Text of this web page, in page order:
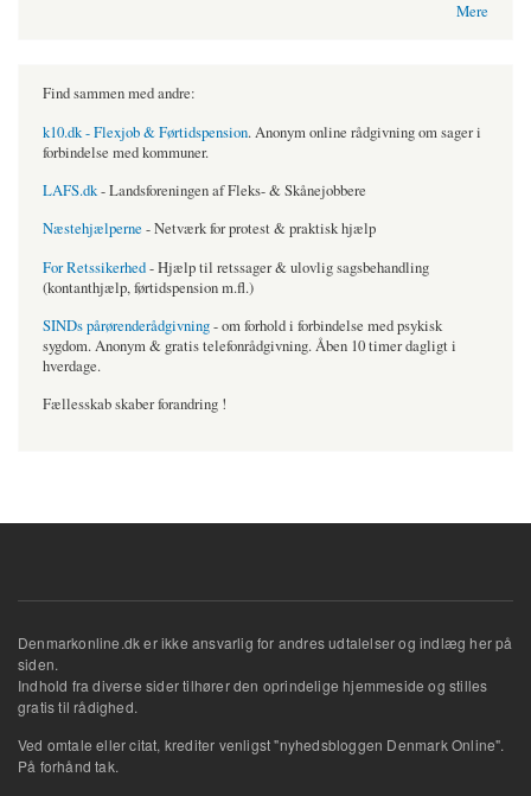
Mere
Find sammen med andre:
k10.dk - Flexjob & Førtidspension. Anonym online rådgivning om sager i
forbindelse med kommuner.
LAFS.dk- Landsforeningen af Fleks- & Skånejobbere
Næstehjælperne - Netværk for protest & praktisk hjælp
For Retssikerhed- Hjælp til retssager & ulovlig sagsbehandling
(kontanthjælp, førtidspension m.fl.)
SINDs pårørenderådgivning- om forhold i forbindelse med psykisk
sygdom. Anonym & gratis telefonrådgivning. Åben 10 timer dagligt i
hverdage.
Fællesskab skaber forandring !
Denmarkonline.dk er ikke ansvarlig for andres udtalelser og indlæg her på
siden.
Indhold fra diverse sider tilhører den oprindelige hjemmeside og stilles
gratis til rådighed.
Ved omtale eller citat, krediter venligst "nyhedsbloggen Denmark Online".
På forhånd tak.